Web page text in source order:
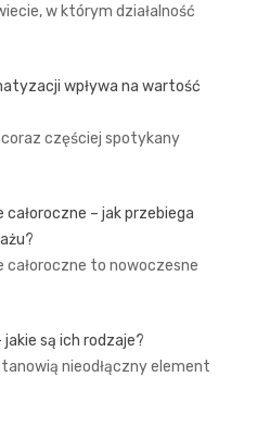
w którym działalność
wpływa na wartość
częściej spotykany
całoroczne – jak przebiega
całoroczne to nowoczesne
jakie są ich rodzaje?
nieodłączny element